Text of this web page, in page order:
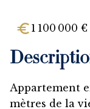
1 100 000 €
Appartement
mètres de la